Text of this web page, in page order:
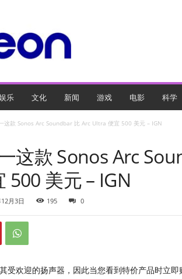
乐 文化 新闻 游戏 电影 科学
这款 Sonos Arc Soundbar 比 Arc Ultra 便宜 500 美元 – IGN
这款 Sonos Arc
500 美元 – IGN
月3日 195 0
受欢迎的扬声器，因此当您看到特价产品时立